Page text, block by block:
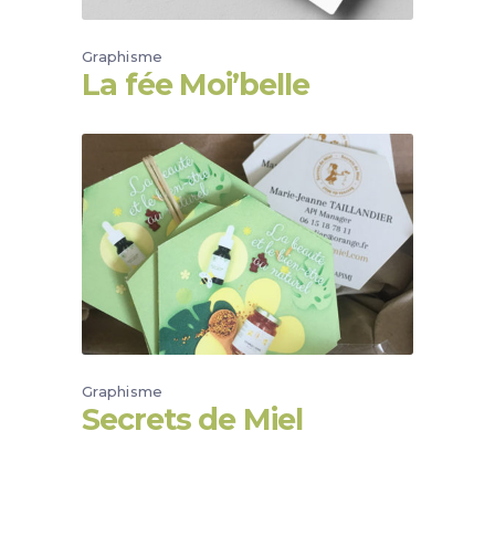
Graphisme
La fée Moi’belle
Graphisme
Secrets de Miel